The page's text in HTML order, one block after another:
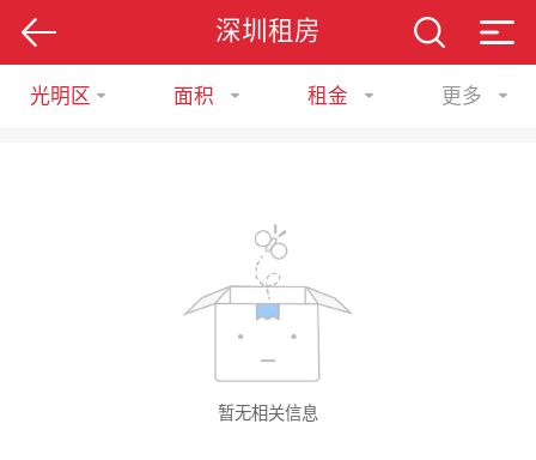
深圳租房
光明区 面积 租金 更多
暂无相关信息